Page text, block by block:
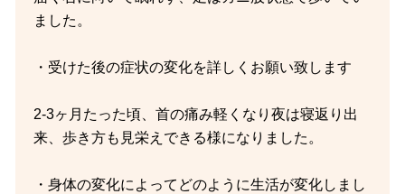
ました。
・受けた後の症状の変化を詳しくお願い致します
2-3ヶ月たった頃、首の痛み軽くなり夜は寝返り出
来、歩き方も見栄えできる様になりました。
・身体の変化によってどのように生活が変化しまし